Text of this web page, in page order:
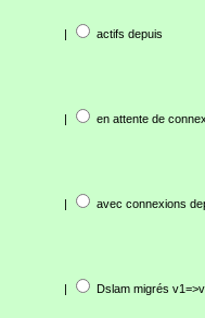
| actifs depuis
| en attente de
| avec connexions
| Dslam migrés